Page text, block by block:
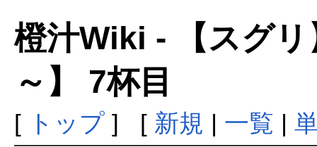
橙汁Wiki - 【スグ
～】 7杯目
[ トップ] [ 新規 | 一覧 |